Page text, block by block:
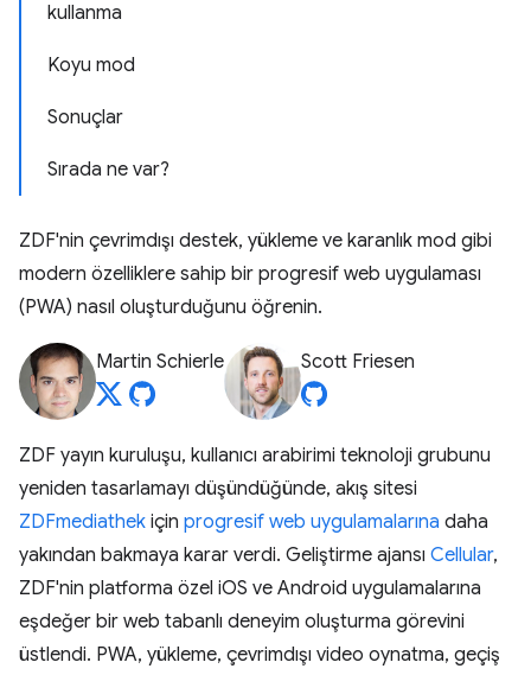
kullanma
Koyu mod
Sonuçlar
Sırada ne var?
ZDF'nin çevrimdışı destek, yükleme ve karanlık mod gibi
modern özelliklere sahip bir progresif web uygulaması
(PWA) nasıl oluşturduğunu öğrenin.
Martin Schierle Scott Friesen
ZDF yayın kuruluşu, kullanıcı arabirimi teknoloji grubunu
yeniden tasarlamayı düşündüğünde, akış sitesi
ZDFmediathek için progresif web uygulamalarına daha
yakından bakmaya karar verdi. Geliştirme ajansı Cellular,
ZDF'nin platforma özel iOS ve Android uygulamalarına
eşdeğer bir web tabanlı deneyim oluşturma görevini
üstlendi. PWA, yükleme, çevrimdışı video oynatma, geçiş